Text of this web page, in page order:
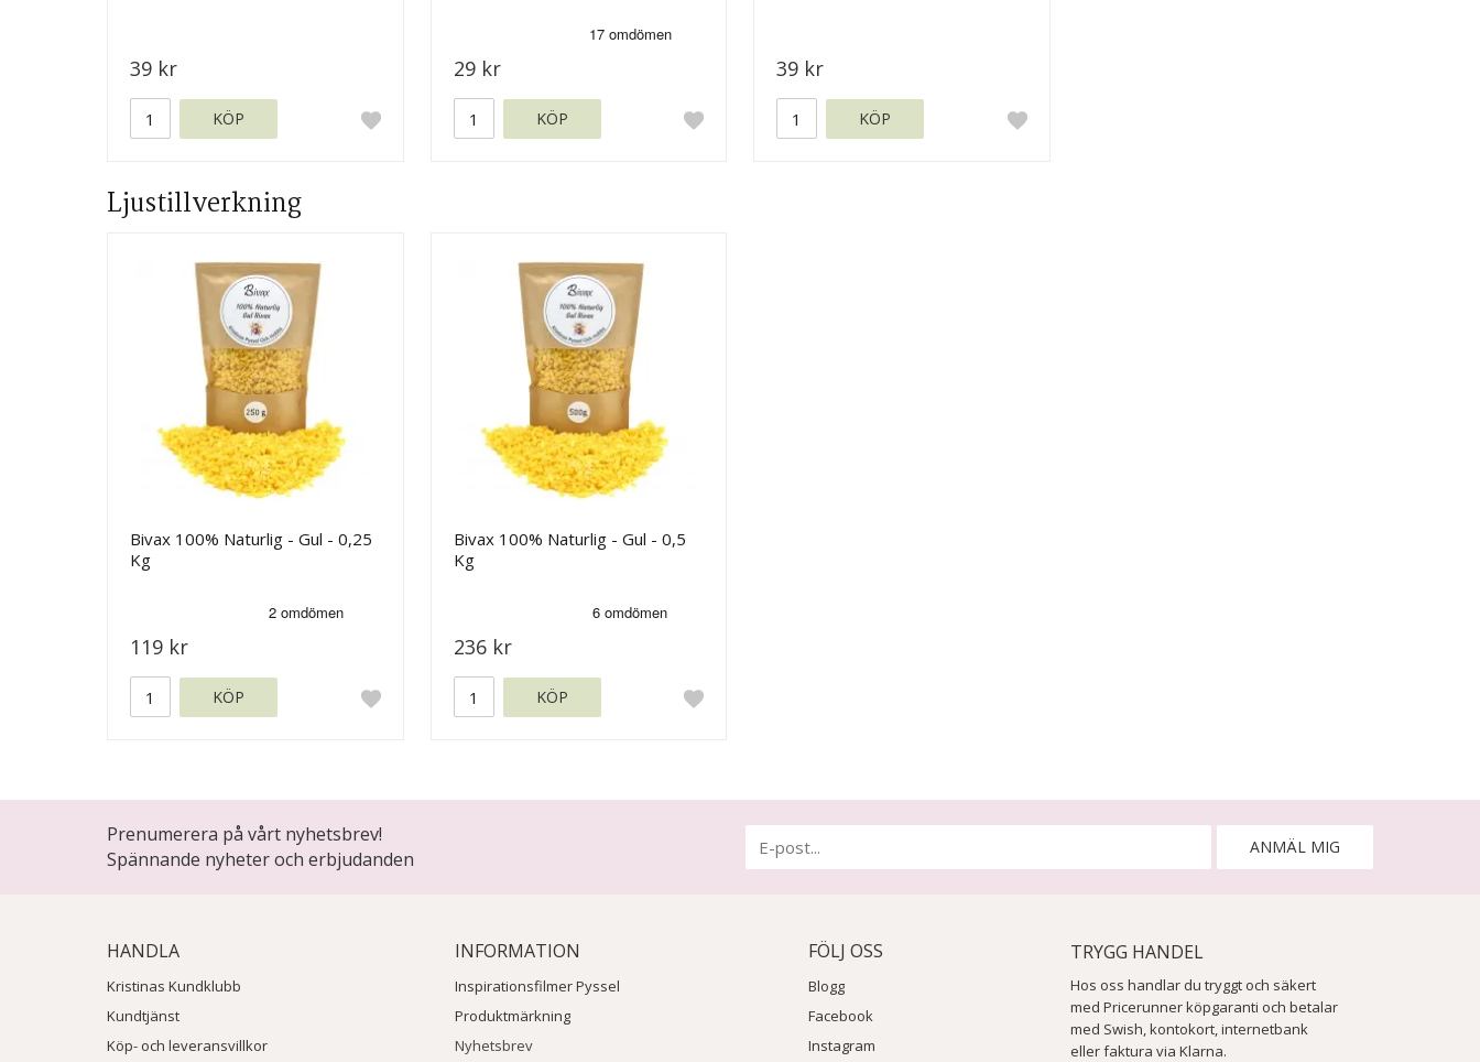
39 kr
KÖP
29 kr
KÖP
39 kr
KÖP
Ljustillverkning
Bivax 100% Naturlig - Gul - 0,25
Kg
119 kr
KÖP
Bivax 100% Naturlig - Gul - 0,5
Kg
236 kr
KÖP
Prenumerera på vårt nyhetsbrev!
Spännande nyheter och erbjudanden
ANMÄL MIG
HANDLA
Kristinas Kundklubb
Kundtjänst
Köp- och leveransvillkor
INFORMATION
Inspirationsfilmer Pyssel
Produktmärkning
Nyhetsbrev
FÖLJ OSS
Blogg
Facebook
Instagram
TRYGG HANDEL
Hos oss handlar du tryggt och säkert
med Pricerunner köpgaranti och betalar
med Swish, kontokort, internetbank
eller faktura via Klarna.